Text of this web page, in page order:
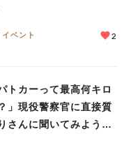
学校」♪
イベント 2
トカーって最高何キロ
」現役警察官に直接質
さんに聞いてみよう」